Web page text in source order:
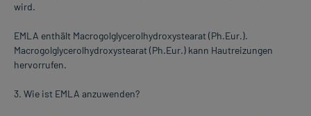
wird.
EMLA enthält Macrogolglycerolhydroxystearat (Ph.Eur.).
Macrogolglycerolhydroxystearat (Ph.Eur.) kann Hautreizungen
hervorrufen.
3. Wie ist EMLA anzuwenden?